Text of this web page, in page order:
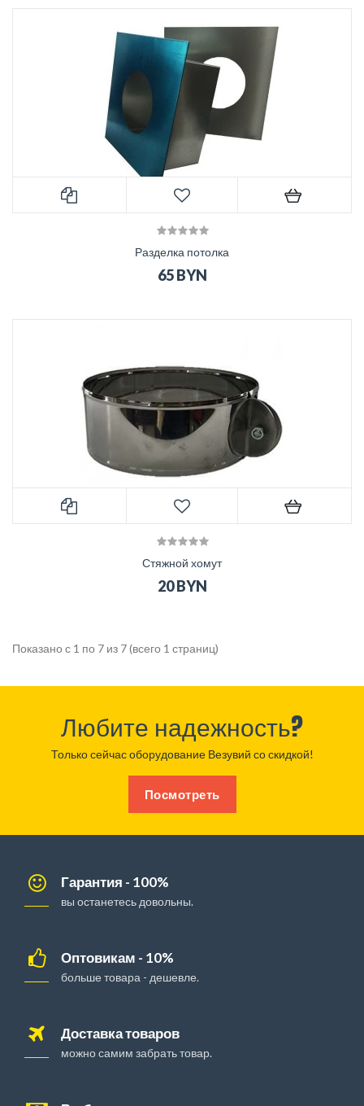
Разделка потолка
65 BYN
Стяжной хомут
20 BYN
Показано с 1 по 7 из 7 (всего 1 страниц)
Любите надежность?
Только сейчас оборудование Везувий со скидкой!
Посмотреть
Гарантия - 100%
вы останетесь довольны.
Оптовикам - 10%
больше товара - дешевле.
Доставка товаров
можно самим забрать товар.